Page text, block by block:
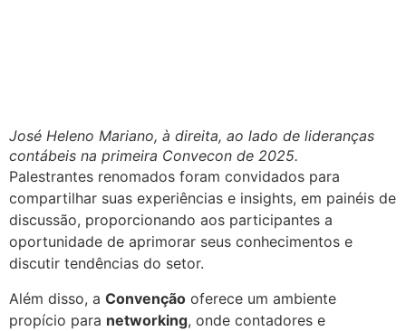
José Heleno Mariano, à direita, ao lado de lideranças
contábeis na primeira Convecon de 2025.
Palestrantes renomados foram convidados para
compartilhar suas experiências e insights, em painéis de
discussão, proporcionando aos participantes a
oportunidade de aprimorar seus conhecimentos e
discutir tendências do setor.
Além disso, a Convenção oferece um ambiente
propício para networking, onde contadores e